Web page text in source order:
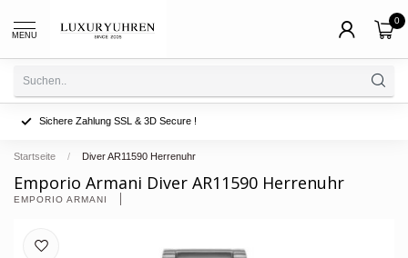
MENU
0
Sichere Zahlung SSL & 3D Secure !
Startseite / Diver AR11590 Herrenuhr
Emporio Armani Diver AR11590 Herrenuhr
EMPORIO ARMANI